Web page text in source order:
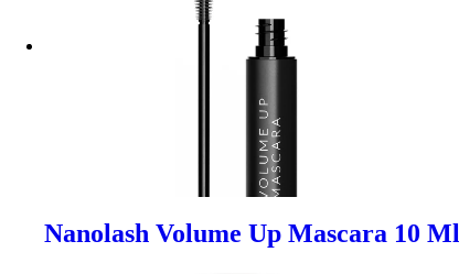
Nanolash Volume Up Mascara 10 Ml